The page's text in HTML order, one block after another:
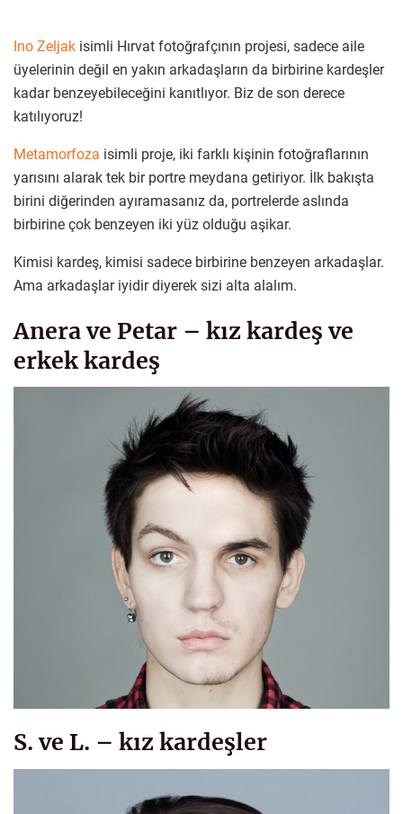
Ino Zeljak isimli Hırvat fotoğrafçının projesi, sadece aile
üyelerinin değil en yakın arkadaşların da birbirine kardeşler
kadar benzeyebileceğini kanıtlıyor. Biz de son derece
katılıyoruz!
Metamorfoza isimli proje, iki farklı kişinin fotoğraflarının
yarısını alarak tek bir portre meydana getiriyor. İlk bakışta
birini diğerinden ayıramasanız da, portrelerde aslında
birbirine çok benzeyen iki yüz olduğu aşikar.
Kimisi kardeş, kimisi sadece birbirine benzeyen arkadaşlar.
Ama arkadaşlar iyidir diyerek sizi alta alalım.
Anera ve Petar – kız kardeş ve
erkek kardeş
S. ve L. – kız kardeşler